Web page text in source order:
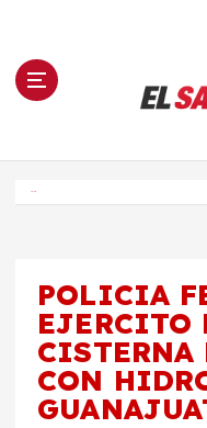
n El
POLICIA
EJERCITO
CISTERNA
CON